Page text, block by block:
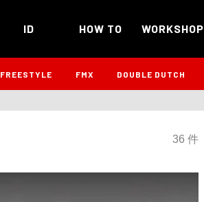
ID HOW TO WORKSHOP
FREESTYLE FMX DOUBLE DUTCH
36 件